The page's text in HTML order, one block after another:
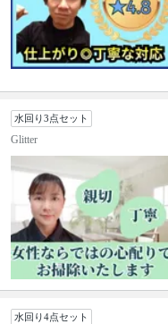
水回り3点セット
Glitter
水回り4点セット